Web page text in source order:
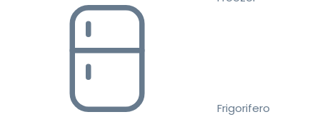
Frigorifero